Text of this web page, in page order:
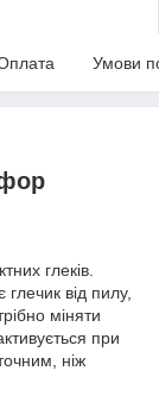
Умови
глеків.
від пилу,
міняти
при
ніж